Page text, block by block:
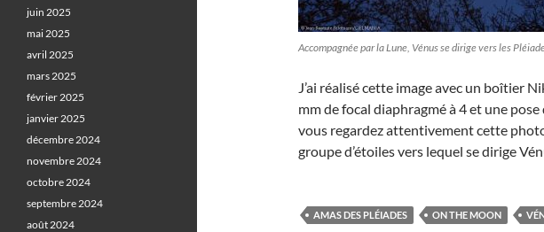
Accompagnée par la Lune, Vénus se dirige vers les
J’ai réalisé cette image avec un boîtier
mm de focal diaphragmé à 4 et une pose
vous regardez attentivement cette
groupe d’étoiles vers lequel se dirige
AMAS DES PLÉIADES ON THE MOON
juin 2025
mai 2025
avril 2025
mars 2025
février 2025
janvier 2025
décembre 2024
novembre 2024
octobre 2024
septembre 2024
août 2024